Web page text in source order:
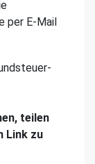
per E-Mail
teilen
Link zu